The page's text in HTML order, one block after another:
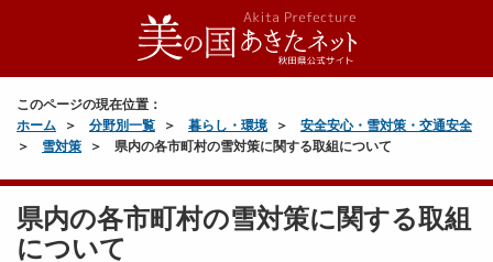
このページの現在位置：
ホーム
分野別一覧 暮らし・環境
安全安心・雪対策・交通安全
雪対策
県内の各市町村の雪対策に関する取組について
県内の各市町村の雪対策に関する取組
について